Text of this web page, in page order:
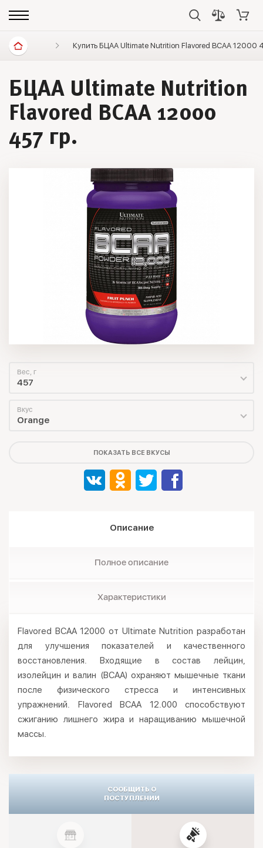
Спортивное питание Аминокислоты BCAA
Купить БЦАА Ultimate Nutrition Flavored BCAA 12000
БЦАА Ultimate Nutrition
Flavored BCAA 12000
457 гр.
Вес, г
457
Вкус
Orange
ПОКАЗАТЬ ВСЕ ВКУСЫ
Описание
Полное описание
Характеристики
Flavored BCAA 12000 от Ultimate Nutrition разработан
для улучшения показателей и качественного
восстановления. Входящие в состав лейцин,
изолейцин и валин (BCAA) охраняют мышечные ткани
после физического стресса и интенсивных
упражнений. Flavored BCAA 12.000 способствуют
сжиганию лишнего жира и наращиванию мышечной
массы.
СООБЩИТЬ О
ПОСТУПЛЕНИИ